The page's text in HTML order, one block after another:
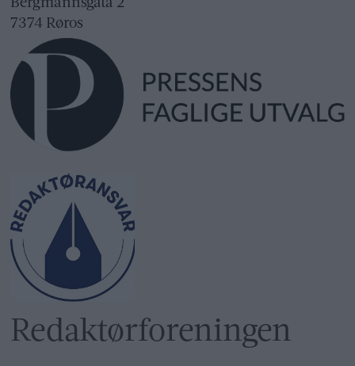
Bergmannsgata 2
7374 Røros
Redaktør­foreningen